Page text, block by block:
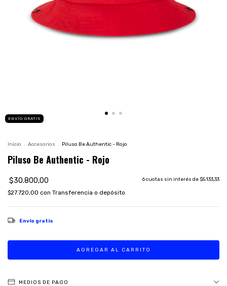
ENVÍO GRATIS
Inicio . Accesorios . Piluso Be Authentic - Rojo
Piluso Be Authentic - Rojo
$30.800,00 6cuotas sin interés de $5.133,33
$27.720,00 con Transferencia o depósito
Envío gratis
MEDIOS DE PAGO